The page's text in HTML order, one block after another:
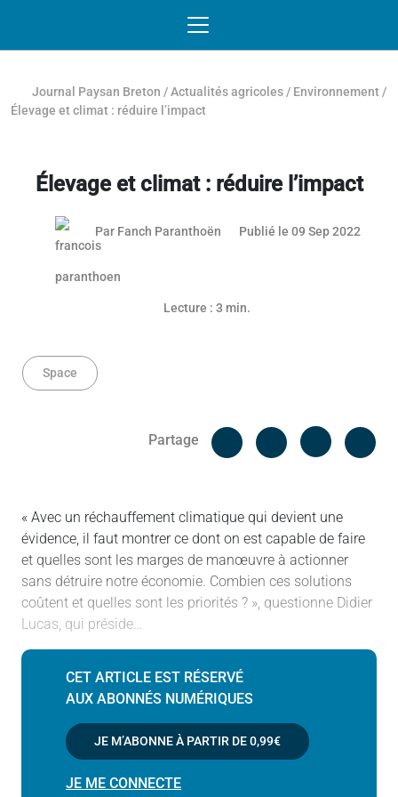
Journal Paysan Breton /Actualités agricoles / Environnement /
Élevage et climat : réduire l’impact
Élevage et climat : réduire l’impact
Article réservé aux abonnés
Par Fanch Paranthoën Publié le 09 Sep 2022
Lecture : 3 min.
Space
Partage
Facebook
« Avec un réchauffement climatique qui devient une
évidence, il faut montrer ce dont on est capable de faire
et quelles sont les marges de manœuvre à actionner
sans détruire notre économie. Combien ces solutions
coûtent et quelles sont les priorités ? », questionne Didier
Lucas, qui préside…
CET ARTICLE EST RÉSERVÉ
AUX ABONNÉS NUMÉRIQUES
JE M’ABONNE À PARTIR DE0,99€
JE ME CONNECTE